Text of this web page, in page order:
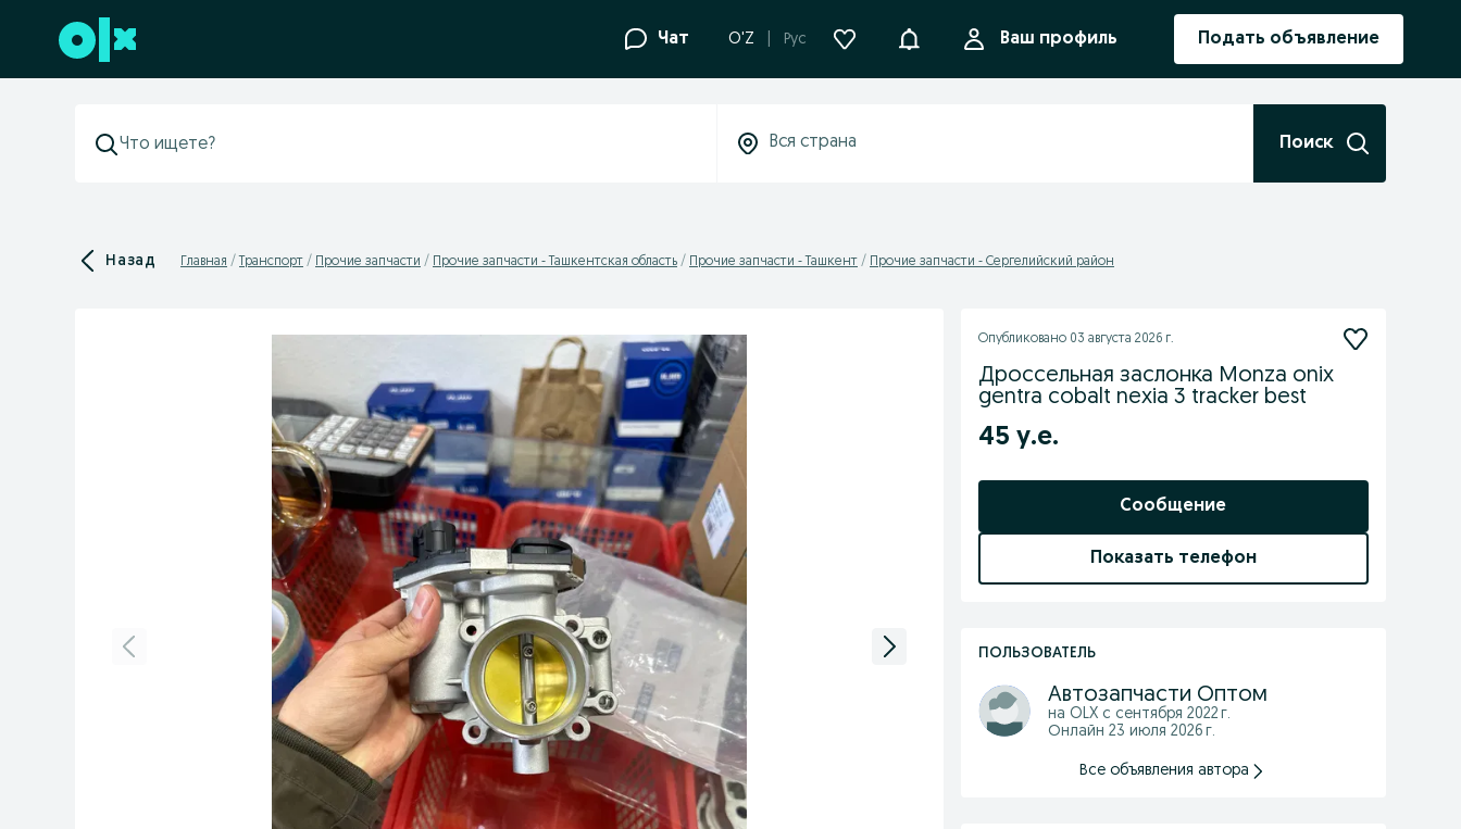
Перейти к нижнему колонтитулу Чат O'Z Рус УведомленияВаш профиль Подать объявление
Поиск
Назад Главная Транспорт Прочие запчасти Прочие запчасти - Ташкентская область Прочие запчасти - Ташкент Прочие запчасти - Сергелийский район
Опубликовано 03 августа 2026 г.
Дроссельная заслонка Monza onix
gentra cobalt nexia 3 tracker best
45 у.е.
Сообщение
Показать телефон
ПОЛЬЗОВАТЕЛЬ
Автозапчасти Оптом
на OLX с сентября 2022 г.
Онлайн 23 июля 2026 г.
Все объявления автора